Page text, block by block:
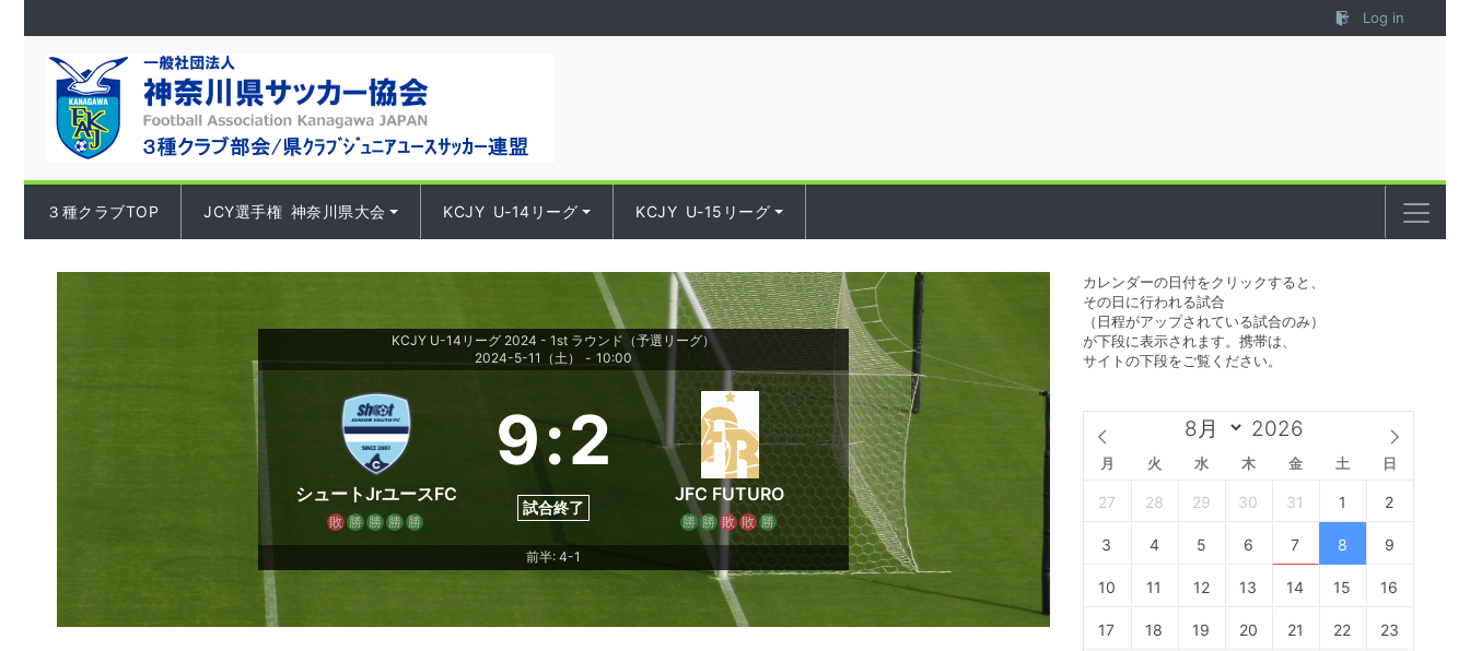
Log in
３種クラブTOP JCY選手権 神奈川県大会 KCJY U-14リーグ KCJY U-15リーグ
KCJY U-14リーグ 2024 - 1st ラウンド（予選リーグ）
2024-5-11（土）
- 10:00
シュートJrユースFC
敗 勝 勝 勝 勝
9:2
試合終了
JFC FUTURO
勝 勝 敗 敗 勝
前半: 4-1
カレンダーの日付をクリックすると、
その日に行われる試合
（日程がアップされている試合のみ）
が下段に表示されます。携帯は、
サイトの下段をご覧ください。
月 火 水 木 金 土 日
27 28 29 30 31 1 2
3 4 5 6 7 8 9
10 11 12 13 14 15 16
17 18 19 20 21 22 23